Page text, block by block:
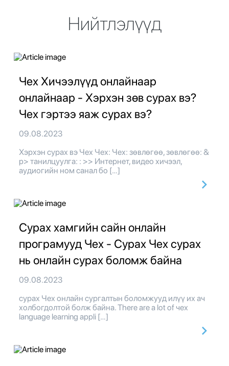
Нийтлэлүүд
Чех Хичээлүүд онлайнаар
онлайнаар - Хэрхэн зөв сурах вэ?
Чех гэртээ яаж сурах вэ?
09.08.2023
Хэрхэн сурах вэ Чех Чех: Чех: зөвлөгөө, зөвлөгөө: &
p> танилцуулга: : >> Интернет, видео хичээл,
аудиогийн ном санал бо […]
Сурах хамгийн сайн онлайн
програмууд Чех - Сурах Чех сурах
нь онлайн сурах боломж байна
09.08.2023
сурах Чех онлайн сургалтын боломжууд илүү их ач
холбогдолтой болж байна. There are a lot of чех
language learning appli […]